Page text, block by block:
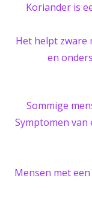
Koriander is
Het helpt zware
en
Sommige
Symptomen
Mensen met